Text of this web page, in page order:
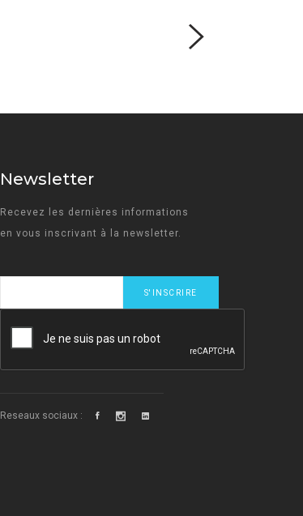
Newsletter
Recevez les dernières informations
en vous inscrivant à la newsletter.
Reseaux sociaux :